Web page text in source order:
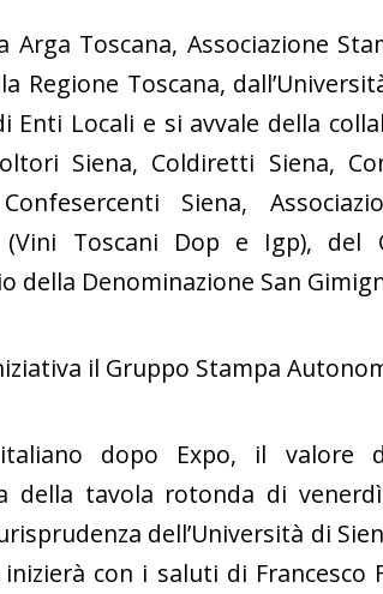
Arga Toscana, Associazione
Regione Toscana,
Enti Locali e si avvale della
Siena, Coldiretti Siena,
Siena,
(Vini Toscani Dop e Igp),
della Denominazione San
il Gruppo Stampa
italiano dopo Expo, il
della tavola rotonda di
dell’Università di
con i saluti di Francesco